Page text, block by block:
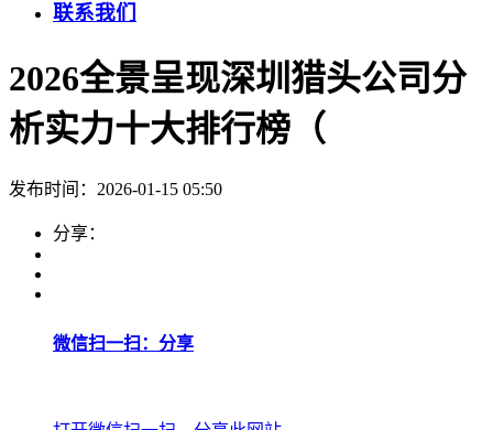
联系我们
2026全景呈现深圳猎头公司分
析实力十大排行榜（
发布时间：2026-01-15 05:50
分享：
微信扫一扫：分享